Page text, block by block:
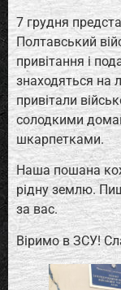
7 грудня
Полтавський
привітання і
знаходяться на
привітали
солодкими
шкарпетками.
Наша пошана
рідну землю.
за вас.
Віримо в ЗСУ!